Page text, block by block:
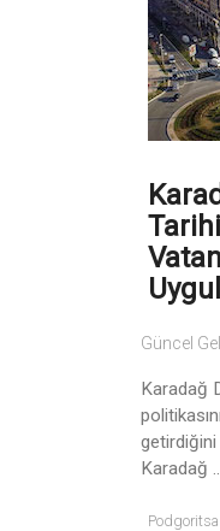
Güncel
Karadağ
getirdiğini
Karadağ ...